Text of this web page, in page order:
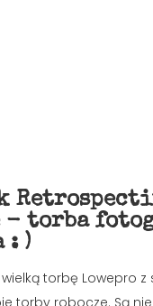
- torba
: )
torbę Lowepro z
torby robocze. Są